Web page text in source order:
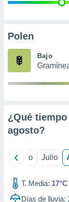
e
publicidad
Polen
Bajo
¿Qué
agosto?
Junio Julio
T. Media: 17°C
Días de lluvia: